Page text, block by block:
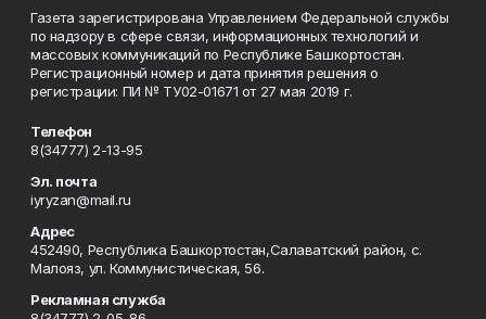
Газета зарегистрирована Управлением Федеральной службы
по надзору в сфере связи, информационных технологий и
массовых коммуникаций по Республике Башкортостан.
Регистрационный номер и дата принятия решения о
регистрации: ПИ № ТУ02-01671 от 27 мая 2019 г.
Телефон
8(34777) 2-13-95
Эл. почта
iyryzan@mail.ru
Адрес
452490, Республика Башкортостан,Салаватский район, с.
Малояз, ул. Коммунистическая, 56.
Рекламная служба